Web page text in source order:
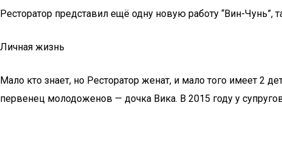
Ресторатор представил ещё одну новую работу “Вин-Чунь”,
Личная жизнь
Мало кто знает, но Ресторатор женат, и мало того имеет 2
первенец молодоженов — дочка Вика. В 2015 году у